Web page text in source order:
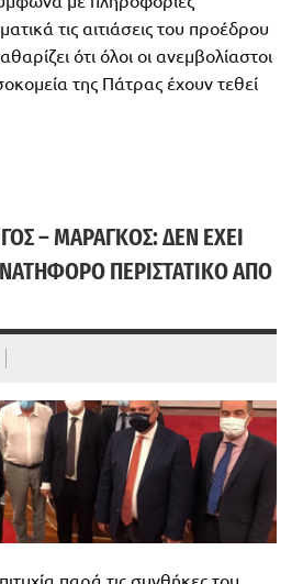
τις αιτιάσεις του προέδρου
ότι όλοι οι ανεμβολίαστοι
της Πάτρας έχουν τεθεί
– ΜΑΡΑΓΚΟΣ: ΔΕΝ ΈΧΕΙ
ΠΕΡΙΣΤΑΤΙΚΌ ΑΠΌ